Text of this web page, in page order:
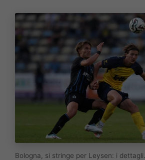
Bologna, si stringe per Leysen: i